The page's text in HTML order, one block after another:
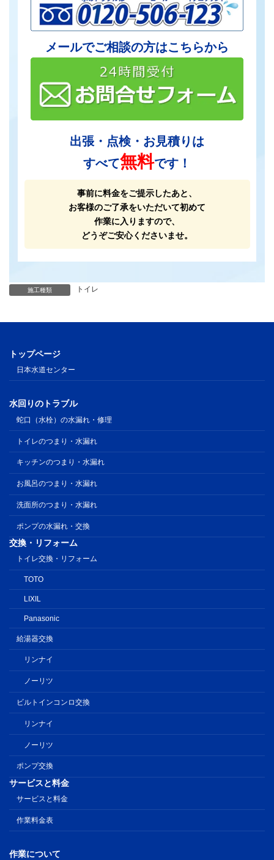
メールでご相談の方はこちらから
出張・点検・お見積りは
すべて無料です！
事前に料金をご提示したあと、
お客様のご了承をいただいて初めて
作業に入りますので、
どうぞご安心くださいませ。
施工種類 トイレ
トップページ
日本水道センター
水回りのトラブル
蛇口（水栓）の水漏れ・修理
トイレのつまり・水漏れ
キッチンのつまり・水漏れ
お風呂のつまり・水漏れ
洗面所のつまり・水漏れ
ポンプの水漏れ・交換
交換・リフォーム
トイレ交換・リフォーム
TOTO
LIXIL
Panasonic
給湯器交換
リンナイ
ノーリツ
ビルトインコンロ交換
リンナイ
ノーリツ
ポンプ交換
サービスと料金
サービスと料金
作業料金表
作業について